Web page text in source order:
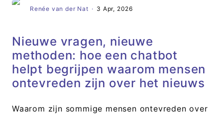
Renée van der Nat · 3 Apr, 2026
Nieuwe vragen, nieuwe
methoden: hoe een chatbot
helpt begrijpen waarom mensen
ontevreden zijn over het nieuws
Waarom zijn sommige mensen ontevreden over